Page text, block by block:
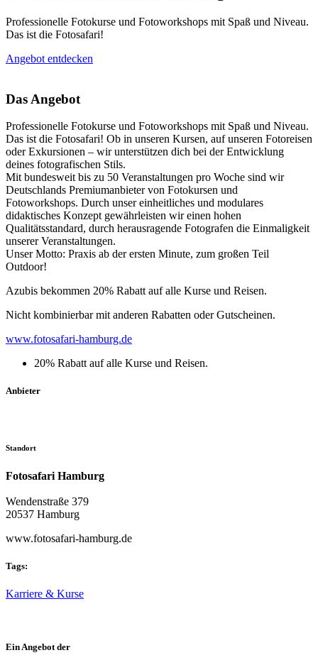
Professionelle Fotokurse und Fotoworkshops mit Spaß und Niveau.
Das ist die Fotosafari!
Angebot entdecken
Das Angebot
Professionelle Fotokurse und Fotoworkshops mit Spaß und Niveau.
Das ist die Fotosafari! Ob in unseren Kursen, auf unseren Fotoreisen
oder Exkursionen – wir unterstützen dich bei der Entwicklung
deines fotografischen Stils.
Mit bundesweit bis zu 50 Veranstaltungen pro Woche sind wir
Deutschlands Premiumanbieter von Fotokursen und
Fotoworkshops. Durch unser einheitliches und modulares
didaktisches Konzept gewährleisten wir einen hohen
Qualitätsstandard, durch herausragende Fotografen die Einmaligkeit
unserer Veranstaltungen.
Unser Motto: Praxis ab der ersten Minute, zum großen Teil
Outdoor!
Azubis bekommen 20% Rabatt auf alle Kurse und Reisen.
Nicht kombinierbar mit anderen Rabatten oder Gutscheinen.
www.fotosafari-hamburg.de
20% Rabatt auf alle Kurse und Reisen.
Anbieter
Standort
Fotosafari Hamburg
Wendenstraße 379
20537 Hamburg
www.fotosafari-hamburg.de
Tags:
Karriere & Kurse
Ein Angebot der